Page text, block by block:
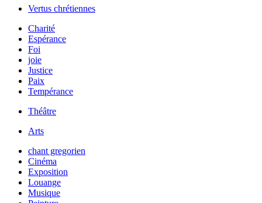
Vertus chrétiennes
Charité
Espérance
Foi
joie
Justice
Paix
Tempérance
Théâtre
Arts
chant gregorien
Cinéma
Exposition
Louange
Musique